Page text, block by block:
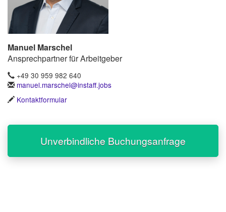
Manuel Marschel
Ansprechpartner für Arbeitgeber
+49 30 959 982 640
manuel.marschel@instaff.jobs
Kontaktformular
Unverbindliche Buchungsanfrage